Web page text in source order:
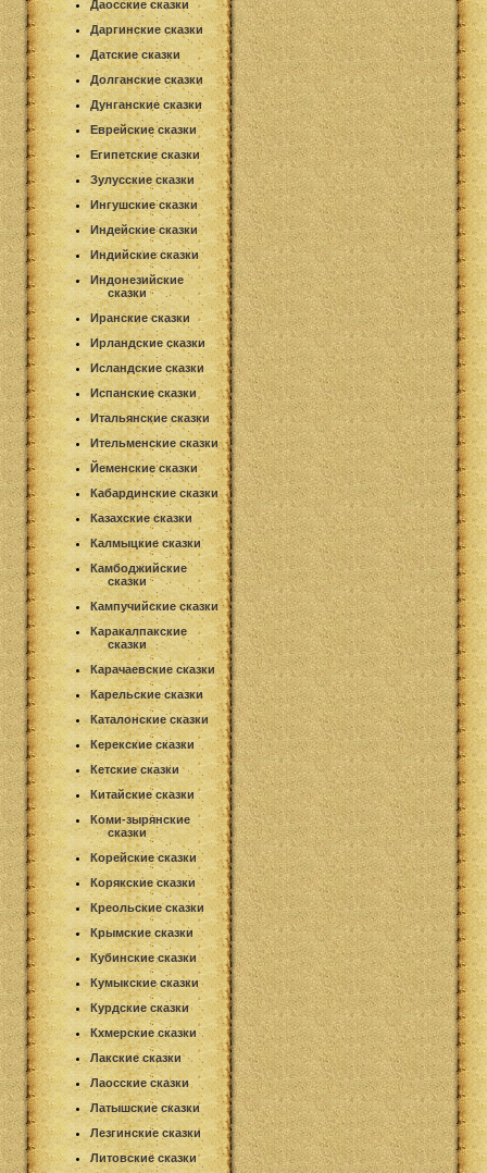
Даосские сказки
Даргинские сказки
Датские сказки
Долганские сказки
Дунганские сказки
Еврейские сказки
Египетские сказки
Зулусские сказки
Ингушские сказки
Индейские сказки
Индийские сказки
Индонезийские
сказки
Иранские сказки
Ирландские сказки
Исландские сказки
Испанские сказки
Итальянские сказки
Ительменские сказки
Йеменские сказки
Кабардинские сказки
Казахские сказки
Калмыцкие сказки
Камбоджийские
сказки
Кампучийские сказки
Каракалпакские
сказки
Карачаевские сказки
Карельские сказки
Каталонские сказки
Керекские сказки
Кетские сказки
Китайские сказки
Коми-зырянские
сказки
Корейские сказки
Корякские сказки
Креольские сказки
Крымские сказки
Кубинские сказки
Кумыкские сказки
Курдские сказки
Кхмерские сказки
Лакские сказки
Лаосские сказки
Латышские сказки
Лезгинские сказки
Литовские сказки